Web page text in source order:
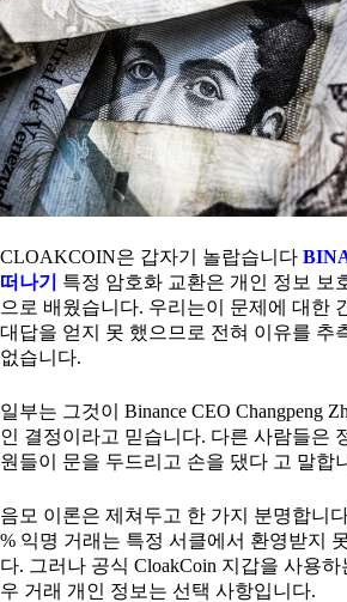
CLOAKCOIN은 갑자기 놀랍습니다
떠나기
특정 암호화 교환은 개인 정보 보
으로 배웠습니다. 우리는이 문제에 대한
대답을 얻지 못 했으므로 전혀 이유를 추
없습니다.
일부는 그것이 Binance CEO Changpeng
인 결정이라고 믿습니다. 다른 사람들은
원들이 문을 두드리고 손을 댔다 고 말합
음모 이론은 제쳐두고 한 가지 분명합니
% 익명 거래는 특정 서클에서 환영받지
다. 그러나 공식 CloakCoin 지갑을 사용하
우 거래 개인 정보는 선택 사항입니다.